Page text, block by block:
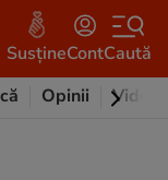
SusțineContCaută
Opinii Video